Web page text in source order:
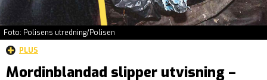
Foto: Polisens utredning/Polisen
PLUS
Mordinblandad slipper utvisning –